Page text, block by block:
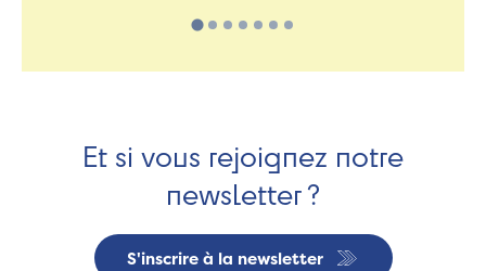
Et si vous rejoignez notre
newsletter ?
S'inscrire à la newsletter